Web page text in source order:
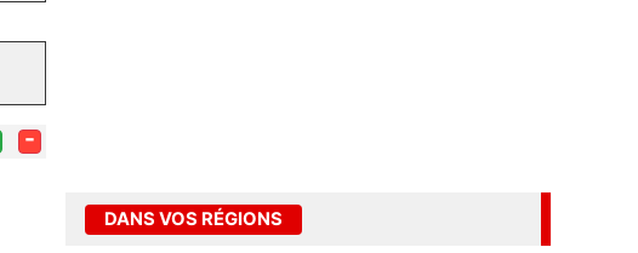
-
DANS VOS RÉGIONS